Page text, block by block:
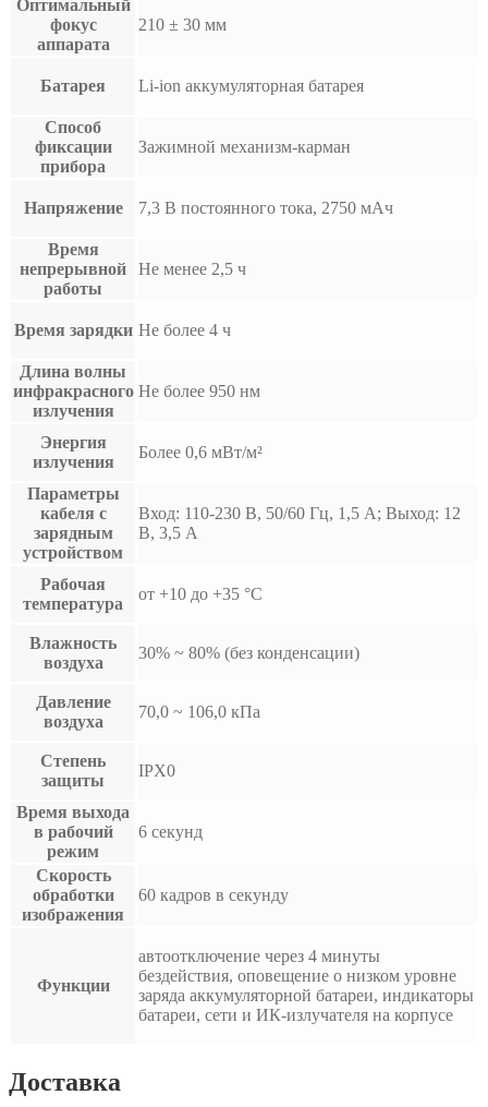
Оптимальный
фокус
аппарата
210 ± 30 мм
Батарея Li-ion аккумуляторная батарея
Способ
фиксации
прибора
Зажимной механизм-карман
Напряжение 7,3 В постоянного тока, 2750 мАч
Время
непрерывной
работы
Не менее 2,5 ч
Время зарядки Не более 4 ч
Длина волны
инфракрасного
излучения
Не более 950 нм
Энергия
излучения
Более 0,6 мВт/м²
Параметры
кабеля с
зарядным
устройством
Вход: 110-230 В, 50/60 Гц, 1,5 А; Выход: 12
В, 3,5 А
Рабочая
температура
от +10 до +35 °C
Влажность
воздуха
30% ~ 80% (без конденсации)
Давление
воздуха
70,0 ~ 106,0 кПа
Степень
защиты
IPX0
Время выхода
в рабочий
режим
6 секунд
Скорость
обработки
изображения
60 кадров в секунду
Функции
автоотключение через 4 минуты
бездействия, оповещение о низком уровне
заряда аккумуляторной батареи, индикаторы
батареи, сети и ИК-излучателя на корпусе
Доставка